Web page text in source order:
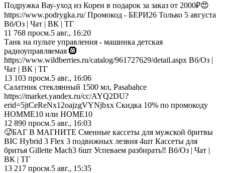
Подружка Вау-уход из Кореи в подарок за заказ от 2000₽😍
https://www.podrygka.ru/ Промокод - БЕРИ26 Только 5 августа
Вб/Оз | Чат | ВК | ТГ
11 768 просм.5 авг., 16:20
Танк на пульте управления - машинка детская
радиоуправляемая 🛞
https://www.wildberries.ru/catalog/961727629/detail.aspx Вб/Оз |
Чат | ВК | ТГ
13 103 просм.5 авг., 16:06
Салатник стеклянный 1500 мл, Pasabahce
https://market.yandex.ru/cc/AYQ2DU?
erid=5jtCeReNx12oajzgVYNjbxx Скидка 10% по промокоду
HOMME10 или HOME10
12 890 просм.5 авг., 16:03
🥵БАГ В МАГНИТЕ Сменные кассеты для мужской бритвы
BIC Hybrid 3 Flex 3 подвижных лезвия 4шт Кассеты для
бритья Gillette Mach3 6шт Успеваем разбирать‼️ Вб/Оз | Чат |
ВК | ТГ
13 217 просм.5 авг., 15:35